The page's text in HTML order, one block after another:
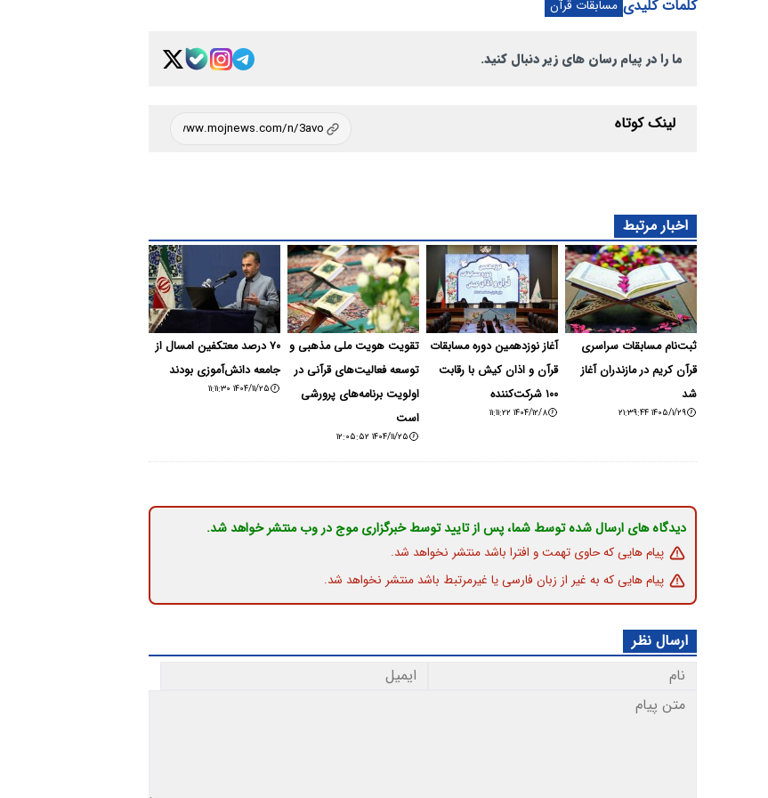
کلمات کلیدی مسابقات قرآن
ما را در پیام رسان های زیر دنبال کنید.
لینک کوتاه
اخبار مرتبط
ثبت‌نام مسابقات سراسری
قرآن کریم در مازندران آغاز
شد
۱۴۰۵/۱/۲۹ ۲۱:۳۹:۴۴
آغاز نوزدهمین دوره مسابقات
قرآن و اذان کیش با رقابت
۱۰۰ شرکت‌کننده
۱۴۰۴/۱۲/۸ ۱۱:۱۱:۲۲
تقویت هویت ملی‌ مذهبی و
توسعه فعالیت‌های قرآنی در
اولویت برنامه‌های پرورشی
است
۱۴۰۴/۱۱/۲۵ ۱۲:۰۵:۵۲
۷۰ درصد معتکفین امسال از
جامعه دانش‌آموزی بودند
۱۴۰۴/۱۱/۲۵ ۱۱:۱۱:۳۰
دیدگاه های ارسال شده توسط شما، پس از تایید توسط خبرگزاری موج در وب منتشر خواهد شد.
پیام هایی که حاوی تهمت و افترا باشد منتشر نخواهد شد.
پیام هایی که به غیر از زبان فارسی یا غیرمرتبط باشد منتشر نخواهد شد.
ارسال نظر